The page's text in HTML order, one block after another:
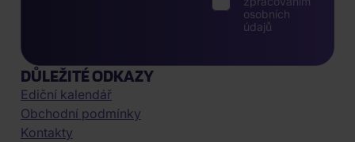
osobních
údajů
DŮLEŽITÉ ODKAZY
Ediční kalendář
Obchodní podmínky
Kontakty